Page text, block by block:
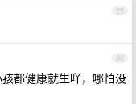
29
30
都健康就生吖，哪怕没